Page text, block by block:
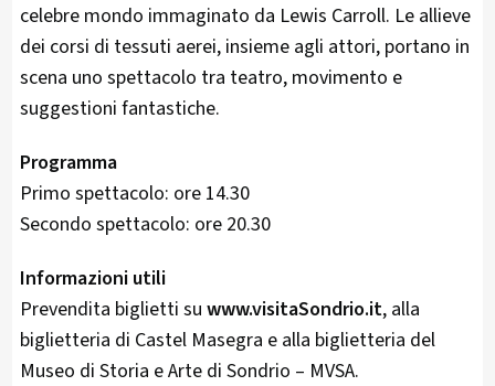
celebre mondo immaginato da Lewis Carroll. Le allieve
dei corsi di tessuti aerei, insieme agli attori, portano in
scena uno spettacolo tra teatro, movimento e
suggestioni fantastiche.
Programma
Primo spettacolo: ore 14.30
Secondo spettacolo: ore 20.30
Informazioni utili
Prevendita biglietti su www.visitaSondrio.it, alla
biglietteria di Castel Masegra e alla biglietteria del
Museo di Storia e Arte di Sondrio – MVSA.